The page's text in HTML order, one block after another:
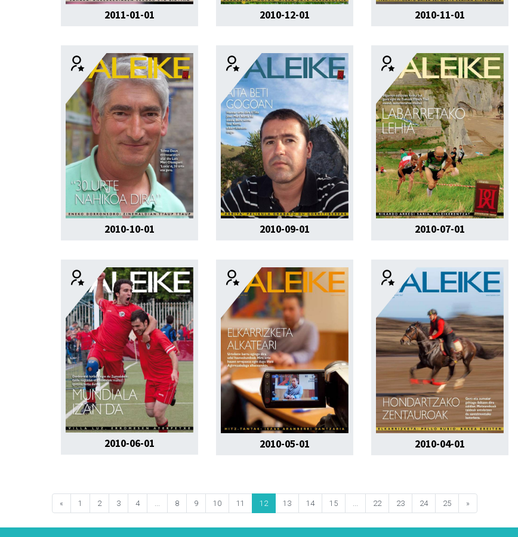
2011-01-01 2010-12-01 2010-11-01
2010-10-01 2010-09-01 2010-07-01
2010-06-01 2010-05-01 2010-04-01
« 1 2 3 4 8 9 10 11 12 13 14 15 22 23 24 25 »